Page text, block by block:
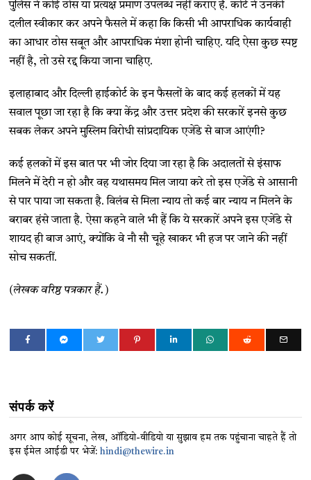
पुलिस ने कोई ठोस या प्रत्यक्ष प्रमाण उपलब्ध नहीं कराए हैं. कोर्ट ने उनकी
दलील स्वीकार कर अपने फैसले में कहा कि किसी भी आपराधिक कार्यवाही
का आधार ठोस सबूत और आपराधिक मंशा होनी चाहिए. यदि ऐसा कुछ स्पष्ट
नहीं है, तो उसे रद्द किया जाना चाहिए.
इलाहाबाद और दिल्ली हाईकोर्ट के इन फैसलों के बाद कई हलकों में यह
सवाल पूछा जा रहा है कि क्या केंद्र और उत्तर प्रदेश की सरकारें इनसे कुछ
सबक लेकर अपने मुस्लिम विरोधी सांप्रदायिक एजेंडे से बाज आएंगी?
कई हलकों में इस बात पर भी जोर दिया जा रहा है कि अदालतों से इंसाफ
मिलने में देरी न हो और वह यथासमय मिल जाया करे तो इस एजेंडे से आसानी
से पार पाया जा सकता है. विलंब से मिला न्याय तो कई बार न्याय न मिलने के
बराबर हंसे जाता है. ऐसा कहने वाले भी हैं कि ये सरकारें अपने इस एजेंडे से
शायद ही बाज आएं, क्योंकि वे नौ सौ चूहे खाकर भी हज पर जाने की नहीं
सोच सकतीं.
(लेखक वरिष्ठ पत्रकार हैं.)
संपर्क करें
अगर आप कोई सूचना, लेख, ऑडियो-वीडियो या सुझाव हम तक पहुंचाना चाहते हैं तो
इस ईमेल आईडी पर भेजें: hindi@thewire.in